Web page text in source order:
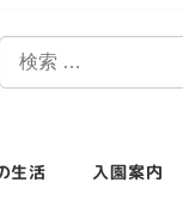
生活 入園案内